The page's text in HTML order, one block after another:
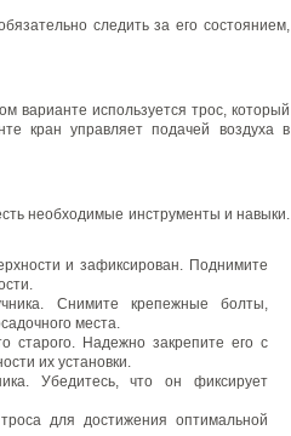
следить за его состоянием,
варианте используется трос, который
кран управляет подачей воздуха в
необходимые инструменты и навыки.
и зафиксирован. Поднимите
Снимите крепежные болты,
места.
старого. Надежно закрепите его с
их установки.
Убедитесь, что он фиксирует
для достижения оптимальной